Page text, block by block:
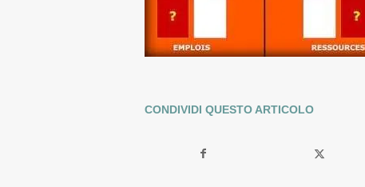
CONDIVIDI QUESTO ARTICOLO